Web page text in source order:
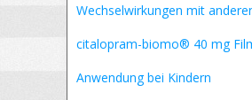
Wechselwirkungen mit
citalopram-biomo® 40 mg
Anwendung bei Kindern